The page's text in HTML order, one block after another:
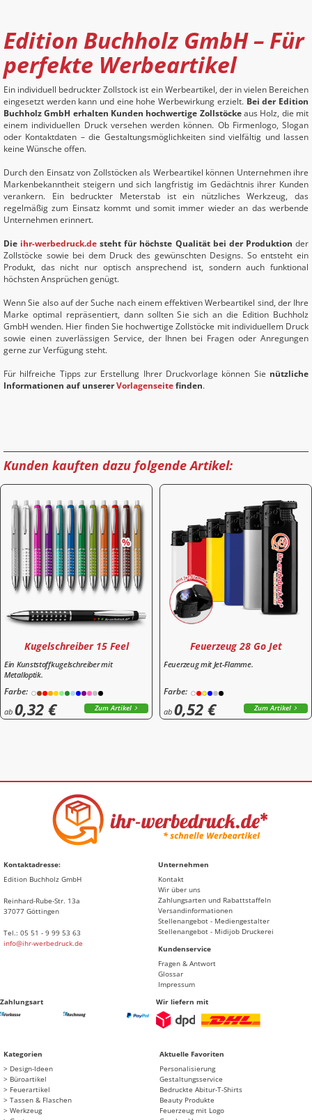
Edition Buchholz GmbH– Für
perfekte Werbeartikel
Ein individuell bedruckter Zollstock ist ein Werbeartikel, der in vielen Bereichen
eingesetzt werden kann und eine hohe Werbewirkung erzielt. Bei der Edition
Buchholz GmbH erhalten Kunden hochwertige Zollstöckeaus Holz, die mit
einem individuellen Druck versehen werden können. Ob Firmenlogo, Slogan
oder Kontaktdaten – die Gestaltungsmöglichkeiten sind vielfältig und lassen
keine Wünsche offen.
Durch den Einsatz von Zollstöcken als Werbeartikel können Unternehmen ihre
Markenbekanntheit steigern und sich langfristig im Gedächtnis ihrer Kunden
verankern. Ein bedruckter Meterstab ist ein nützliches Werkzeug, das
regelmäßig zum Einsatz kommt und somit immer wieder an das werbende
Unternehmen erinnert.
Die ihr-werbedruck.de steht für höchste Qualität bei der Produktion der
Zollstöcke sowie bei dem Druck des gewünschten Designs. So entsteht ein
Produkt, das nicht nur optisch ansprechend ist, sondern auch funktional
höchsten Ansprüchen genügt.
Wenn Sie also auf der Suche nach einem effektiven Werbeartikel sind, der Ihre
Marke optimal repräsentiert, dann sollten Sie sich an die Edition Buchholz
GmbH wenden. Hier finden Sie hochwertige Zollstöcke mit individuellem Druck
sowie einen zuverlässigen Service, der Ihnen bei Fragen oder Anregungen
gerne zur Verfügung steht.
Für hilfreiche Tipps zur Erstellung Ihrer Druckvorlage können Sie nützliche
Informationen auf unsererVorlagenseitefinden.
Kunden kauften dazu folgende Artikel:
Kugelschreiber 15 Feel
Ein Kunststoffkugelschreiber mit
Metalloptik.
Farbe:
ab 0,32 € Zum Artikel
Feuerzeug 28 Go Jet
Feuerzeug mit Jet-Flamme.
Farbe:
ab 0,52 € Zum Artikel
Kontaktadresse:
Edition Buchholz GmbH
Reinhard-Rube-Str. 13a
37077 Göttingen
Tel.: 05 51 - 9 99 53 63
info@ihr-werbedruck.de
Unternehmen
Kontakt
Wir über uns
Zahlungsarten und Rabattstaffeln
Versandinformationen
Stellenangebot - Mediengestalter
Stellenangebot - Midijob Druckerei
Kundenservice
Fragen & Antwort
Glossar
Impressum
Wir liefern mit
Zahlungsart
Kategorien
Design-Ideen
Büroartikel
Feuerartikel
Tassen & Flaschen
Werkzeug
Aktuelle Favoriten
Personalisierung
Gestaltungsservice
Bedruckte Abitur-T-Shirts
Beauty Produkte
Feuerzeug mit Logo